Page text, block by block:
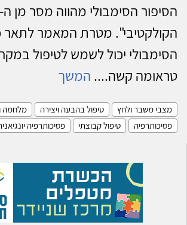
הסיפור הסימבולי מהווה מסר מן
הקולקטיבי". מטרת המאמר לתאר
הסימבולי יכול לשמש לטיפול
טראומה קשה.... המשך
מצבי משבר ולחץ טיפול בהבעה ויצירה
מלחמה
פסיכותרפיה
טיפול קבוצתי פסיכותרפיה